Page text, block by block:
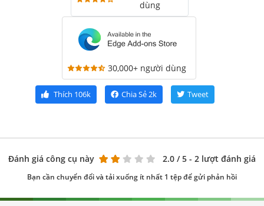
dùng
30,000+ người dùng
Thích 106k Chia Sẻ2k Tweet
Đánh giá công cụ này 2.0 / 5 - 2 lượt đánh giá
Bạn cần chuyển đổi và tải xuống ít nhất 1 tệp để gửi phản hồi